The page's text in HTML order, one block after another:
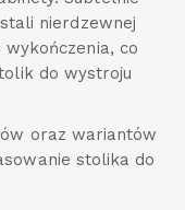
nierdzewnej
co
do wystroju
oraz wariantów
stolika do